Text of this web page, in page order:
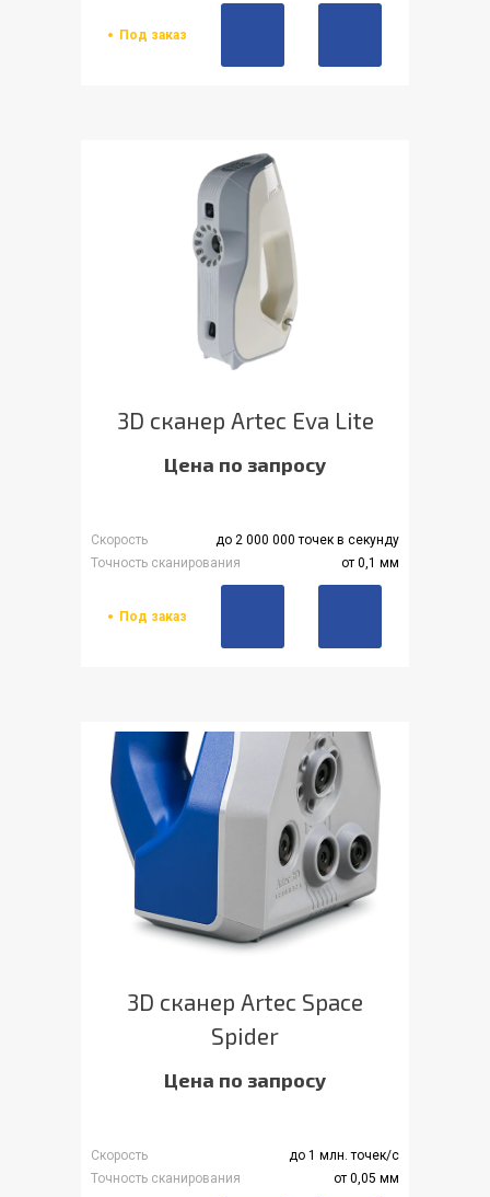
Под заказ
3D сканер Artec Eva Lite
Цена по запросу
Скорость
до 2 000 000 точек в секунду
Точность сканирования
от 0,1 мм
Под заказ
3D сканер Artec Space
Spider
Цена по запросу
Скорость
до 1 млн. точек/с
Точность сканирования
от 0,05 мм